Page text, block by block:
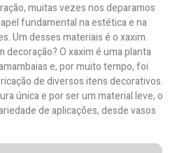
muitas vezes nos deparamos
fundamental na estética e na
Um desses materiais é o xaxim.
decoração? O xaxim é uma planta
e, por muito tempo, foi
de diversos itens decorativos.
única e por ser um material leve, o
de aplicações, desde vasos